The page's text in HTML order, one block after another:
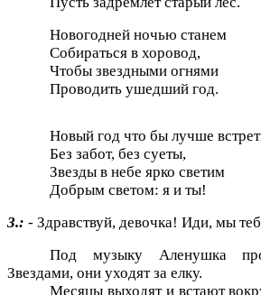
Новогодней ночью станем
Собираться в хоровод,
Чтобы звездными огнями
Проводить ушедший год.
Новый год что бы лучше
Без забот, без суеты,
Звезды в небе ярко светим
Добрым светом: я и ты!
З.: - Здравствуй, девочка! Иди, мы
Под музыку Аленушка
Звездами, они уходят за елку.
Месяцы выходят и встают